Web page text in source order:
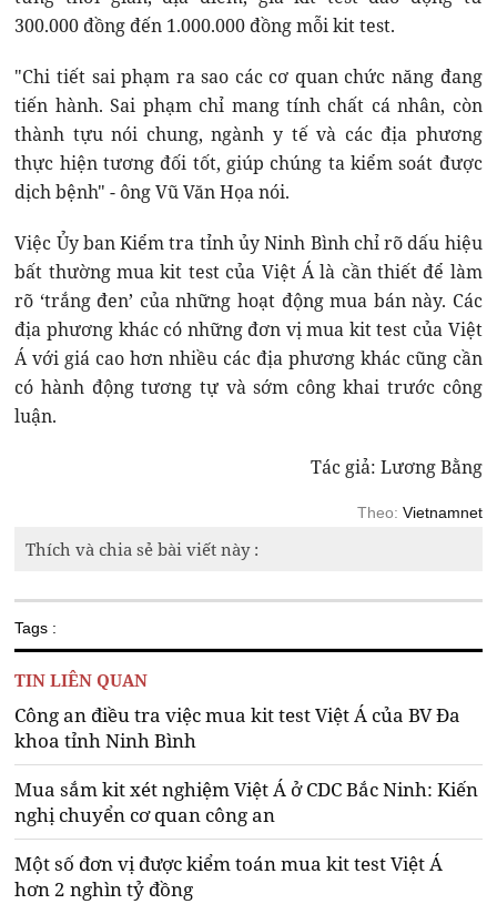
300.000 đồng đến 1.000.000 đồng mỗi kit test.
"Chi tiết sai phạm ra sao các cơ quan chức năng đang
tiến hành. Sai phạm chỉ mang tính chất cá nhân, còn
thành tựu nói chung, ngành y tế và các địa phương
thực hiện tương đối tốt, giúp chúng ta kiểm soát được
dịch bệnh" - ông Vũ Văn Họa nói.
Việc Ủy ban Kiểm tra tỉnh ủy Ninh Bình chỉ rõ dấu hiệu
bất thường mua kit test của Việt Á là cần thiết để làm
rõ ‘trắng đen’ của những hoạt động mua bán này. Các
địa phương khác có những đơn vị mua kit test của Việt
Á với giá cao hơn nhiều các địa phương khác cũng cần
có hành động tương tự và sớm công khai trước công
luận.
Tác giả: Lương Bằng
Theo: Vietnamnet
Thích và chia sẻ bài viết này :
Tags :
TIN LIÊN QUAN
Công an điều tra việc mua kit test Việt Á của BV Đa
khoa tỉnh Ninh Bình
Mua sắm kit xét nghiệm Việt Á ở CDC Bắc Ninh: Kiến
nghị chuyển cơ quan công an
Một số đơn vị được kiểm toán mua kit test Việt Á
hơn 2 nghìn tỷ đồng